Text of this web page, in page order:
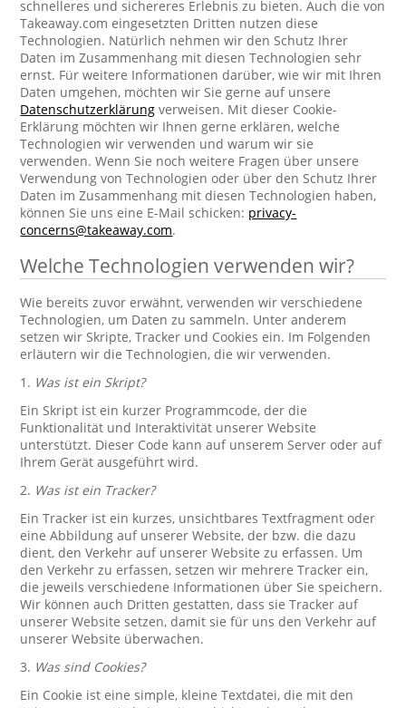
schnelleres und sichereres Erlebnis zu bieten. Auch die von
Takeaway.com eingesetzten Dritten nutzen diese
Technologien. Natürlich nehmen wir den Schutz Ihrer
Daten im Zusammenhang mit diesen Technologien sehr
ernst. Für weitere Informationen darüber, wie wir mit Ihren
Daten umgehen, möchten wir Sie gerne auf unsere
Datenschutzerklärung verweisen. Mit dieser Cookie-
Erklärung möchten wir Ihnen gerne erklären, welche
Technologien wir verwenden und warum wir sie
verwenden. Wenn Sie noch weitere Fragen über unsere
Verwendung von Technologien oder über den Schutz Ihrer
Daten im Zusammenhang mit diesen Technologien haben,
können Sie uns eine E-Mail schicken: privacy-
concerns@takeaway.com.
Welche Technologien verwenden wir?
Wie bereits zuvor erwähnt, verwenden wir verschiedene
Technologien, um Daten zu sammeln. Unter anderem
setzen wir Skripte, Tracker und Cookies ein. Im Folgenden
erläutern wir die Technologien, die wir verwenden.
1. Was ist ein Skript?
Ein Skript ist ein kurzer Programmcode, der die
Funktionalität und Interaktivität unserer Website
unterstützt. Dieser Code kann auf unserem Server oder auf
Ihrem Gerät ausgeführt wird.
2. Was ist ein Tracker?
Ein Tracker ist ein kurzes, unsichtbares Textfragment oder
eine Abbildung auf unserer Website, der bzw. die dazu
dient, den Verkehr auf unserer Website zu erfassen. Um
den Verkehr zu erfassen, setzen wir mehrere Tracker ein,
die jeweils verschiedene Informationen über Sie speichern.
Wir können auch Dritten gestatten, dass sie Tracker auf
unserer Website setzen, damit sie für uns den Verkehr auf
unserer Website überwachen.
3. Was sind Cookies?
Ein Cookie ist eine simple, kleine Textdatei, die mit den